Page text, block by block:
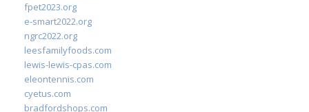
fpet2023.org
e-smart2022.org
ngrc2022.org
leesfamilyfoods.com
lewis-lewis-cpas.com
eleontennis.com
cyetus.com
bradfordshops.com